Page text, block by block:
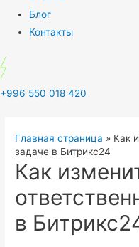
Блог
Контакты
+996 550 018 420
Главная страница » Как
задаче в Битрикс24
Как
в